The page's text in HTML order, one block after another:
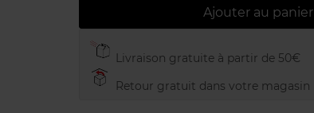
Ajouter au panier
Livraison gratuite à partir de 50€
Retour gratuit dans votre magasin